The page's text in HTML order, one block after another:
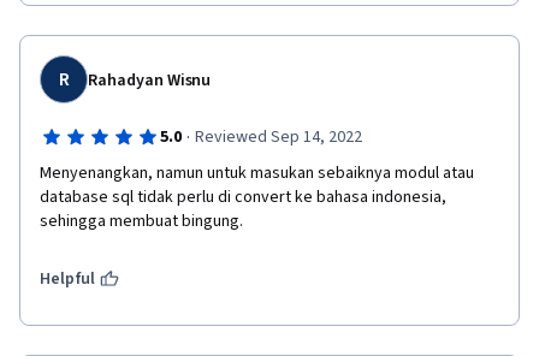
R Rahadyan Wisnu
5.0 · Reviewed Sep 14, 2022
Menyenangkan, namun untuk masukan sebaiknya modul atau
database sql tidak perlu di convert ke bahasa indonesia,
sehingga membuat bingung.
Helpful